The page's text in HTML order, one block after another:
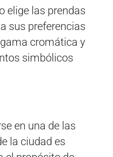
elige las prendas
sus preferencias
cromática y
simbólicos
en una de las
la ciudad es